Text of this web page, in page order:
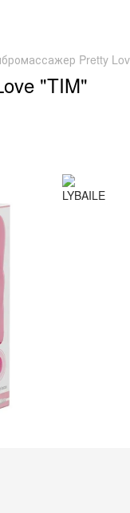
Pretty
"TIM"